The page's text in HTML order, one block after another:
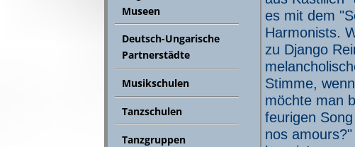
Museen
Deutsch-Ungarische
Partnerstädte
Musikschulen
Tanzschulen
Tanzgruppen
es mit dem
Harmonists.
zu Django
Stimme,
möchte man
feurigen
nos